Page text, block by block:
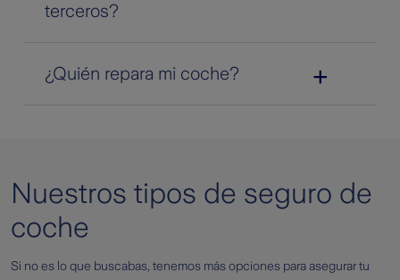
terceros?
¿Quién repara mi coche?
Nuestros tipos de seguro de
coche
Si no es lo que buscabas, tenemos más opciones para asegurar tu